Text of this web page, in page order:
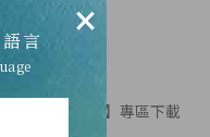
→【檔案下載】專區下載
×
言